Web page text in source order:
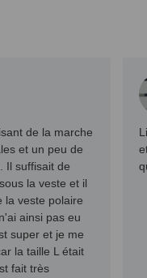
de la marche
et un peu de
Il suffisait de
la veste et il
la veste polaire
ainsi pas eu
super et je me
la taille L était
fait très